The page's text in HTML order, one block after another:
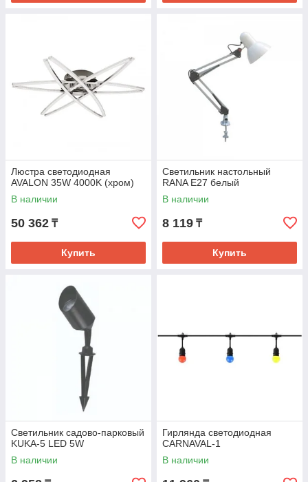
Люстра светодиодная
AVALON 35W 4000K (хром)
В наличии
50 362 ₸
Купить
Светильник настольный
RANA Е27 белый
В наличии
8 119 ₸
Купить
Светильник садово-парковый
KUKA-5 LED 5W
В наличии
Гирлянда светодиодная
CARNAVAL-1
В наличии